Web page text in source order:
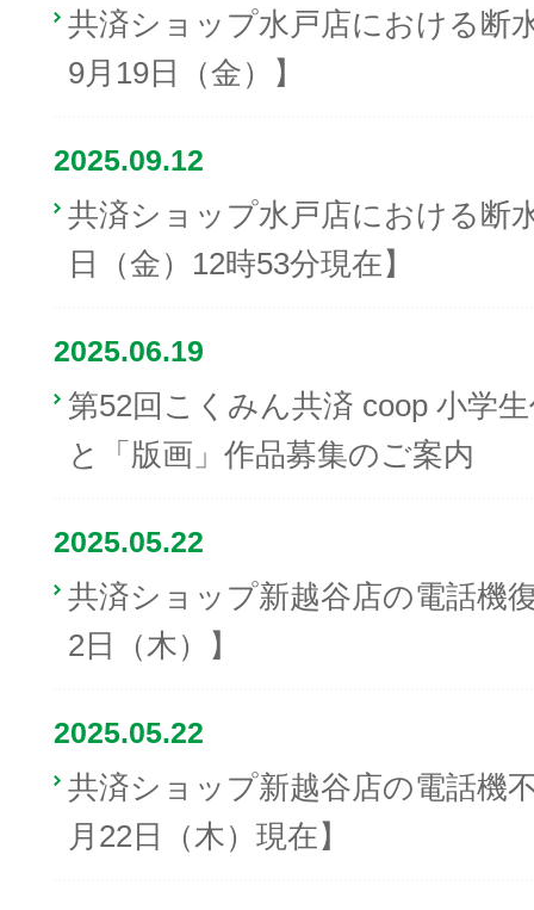
共済ショップ水戸店における断
9月19日（金）】
2025.09.12
共済ショップ水戸店における断
日（金）12時53分現在】
2025.06.19
第52回こくみん共済 coop 小学
と「版画」作品募集のご案内
2025.05.22
共済ショップ新越谷店の電話機
2日（木）】
2025.05.22
共済ショップ新越谷店の電話機
月22日（木）現在】